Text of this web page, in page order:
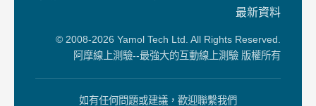
最新資料
© 2008-2026 Yamol Tech Ltd. All Rights Reserved.
阿摩線上測驗--最強大的互動線上測驗 版權所有
如有任何問題或建議，歡迎聯繫我們